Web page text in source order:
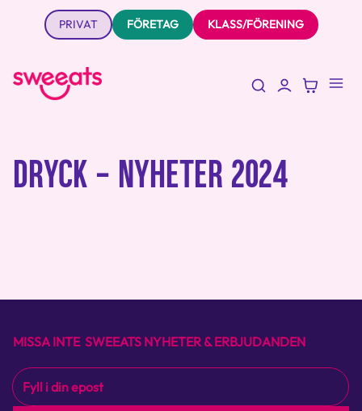
PRIVAT FÖRETAG KLASS/FÖRENING
DRYCK - NYHETER 2024
MISSA INTE SWEEATS NYHETER & ERBJUDANDEN